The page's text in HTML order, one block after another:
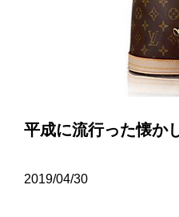
平成に流行った懐か
2019/04/30